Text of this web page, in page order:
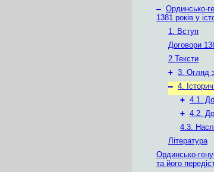
– Ординсько-
1381 років у
1. Вступ
Договори
2.Тексти
+ 3. Огляд
– 4.
+ 4.1.
+ 4.2.
4.3.
Література
Ординсько-
та його